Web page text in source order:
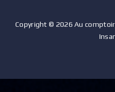
Copyright © 2026 Au